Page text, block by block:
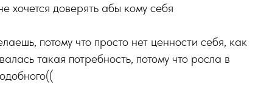
хочется доверять абы кому себя
потому что просто нет ценности себя, как
такая потребность, потому что росла в